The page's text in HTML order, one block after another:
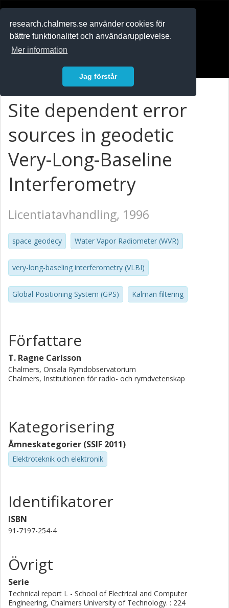
research.chalmers.se använder cookies för
bättre funktionalitet och användarupplevelse.
Mer information
Jag förstår
Site dependent error
sources in geodetic
Very-Long-Baseline
Interferometry
Licentiatavhandling, 1996
space geodecy Water Vapor Radiometer (WVR)
very-long-baseling interferometry (VLBI)
Global Positioning System (GPS) Kalman filtering
Författare
T. Ragne Carlsson
Chalmers, Onsala Rymdobservatorium
Chalmers, Institutionen för radio- och rymdvetenskap
Kategorisering
Ämneskategorier (SSIF 2011)
Elektroteknik och elektronik
Identifikatorer
ISBN
91-7197-254-4
Övrigt
Serie
Technical report L - School of Electrical and Computer
Engineering, Chalmers University of Technology. : 224